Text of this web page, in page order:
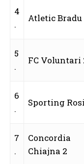
4
.
Atletic Bradu
5
.
FC Voluntari
6
.
Sporting
7
.
Concordia
Chiajna 2